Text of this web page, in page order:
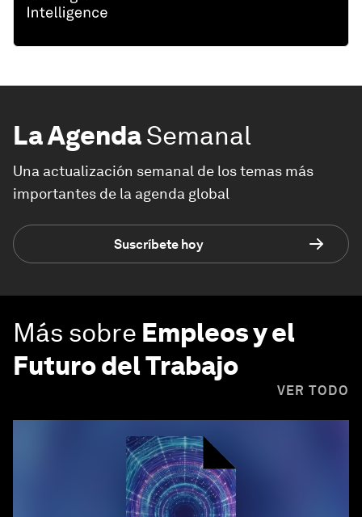
La AgendaSemanal
Una actualización semanal de los temas más
importantes de la agenda global
Suscríbete hoy
Más sobre Empleos y el
Futuro del Trabajo
VER TODO